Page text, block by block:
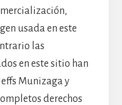
usada en este
las
en este sitio han
Munizaga y
derechos